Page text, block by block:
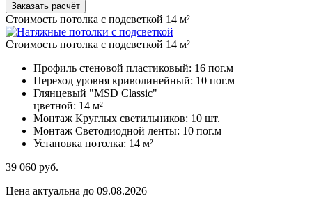
Заказать расчёт
Стоимость потолка с подсветкой 14 м²
Стоимость потолка с подсветкой 14 м²
Профиль стеновой пластиковый: 16 пог.м
Переход уровня криволинейный: 10 пог.м
Глянцевый "MSD Classic"
цветной: 14 м²
Монтаж Круглых светильников: 10 шт.
Монтаж Светодиодной ленты: 10 пог.м
Установка потолка: 14 м²
39 060 руб.
Цена актуальна до 09.08.2026